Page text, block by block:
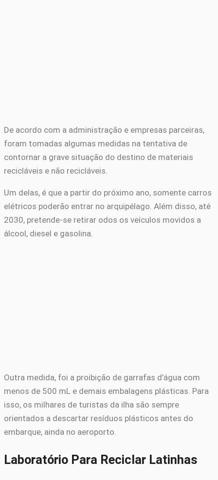
De acordo com a administração e empresas parceiras,
foram tomadas algumas medidas na tentativa de
contornar a grave situação do destino de materiais
recicláveis e não recicláveis.
Um delas, é que a partir do próximo ano, somente carros
elétricos poderão entrar no arquipélago. Além disso, até
2030, pretende-se retirar odos os veículos movidos a
álcool, diesel e gasolina.
Outra medida, foi a proibição de garrafas d’água com
menos de 500 mL e demais embalagens plásticas. Para
isso, os milhares de turistas da ilha são sempre
orientados a descartar resíduos plásticos antes do
embarque, ainda no aeroporto.
Laboratório Para Reciclar Latinhas